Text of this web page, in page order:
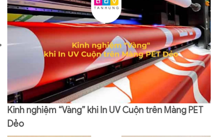
Kinh nghiệm “Vàng” khi In UV Cuộn trên Màng PET
Dẻo